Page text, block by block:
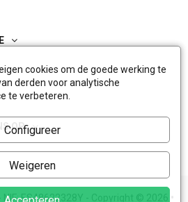
OP
- NIF: ES48622328Y - Copyright © 2026
cookies om de goede werking te
derden voor analytische
te verbeteren.
Configureer
Weigeren